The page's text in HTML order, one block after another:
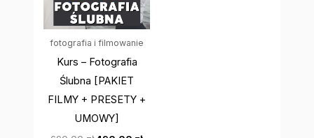
fotografia i filmowanie
Kurs – Fotografia
Ślubna [PAKIET
FILMY + PRESETY +
UMOWY]